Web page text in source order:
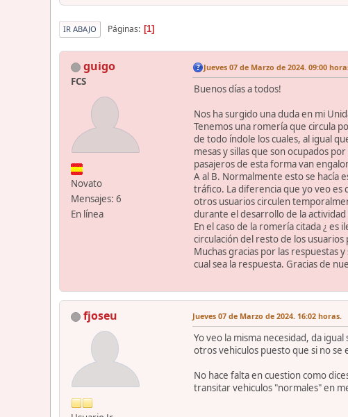
IR ABAJO Páginas 1
guigo
FCS
Novato
Mensajes: 6
En línea
Jueves 07 de Marzo de 2024. 09:00
Buenos días a todos!
Nos ha surgido una duda en mi
Tenemos una romería que circula
de todo índole los cuales, al igual
mesas y sillas que son ocupados
pasajeros de esta forma van
A al B. Normalmente esto se hacía
tráfico. La diferencia que yo veo es
otros usuarios circulen
durante el desarrollo de la
En el caso de la romería citada ¿
circulación del resto de los
Muchas gracias por las respuestas
cual sea la respuesta. Gracias de
fjoseu Jueves 07 de Marzo de 2024. 16:02 horas.
Yo veo la misma necesidad, da
otros vehiculos puesto que si no se
No hace falta en cuestion como
transitar vehiculos "normales" en